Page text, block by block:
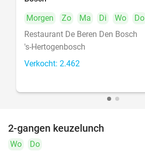
Morgen
Zo Ma Di Wo
Do
Restaurant De Beren Den Bosch
's-Hertogenbosch
Verkocht: 2.462
2-gangen keuzelunch
Wo
Do